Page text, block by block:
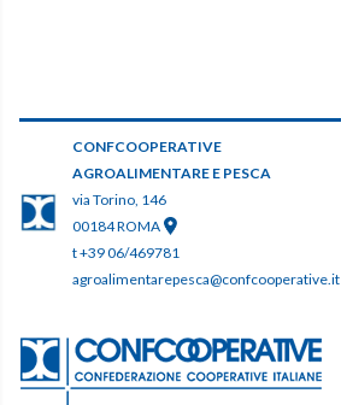
CONFCOOPERATIVE
AGROALIMENTARE E PESCA
via Torino, 146
00184 ROMA
t +39 06/469781
agroalimentarepesca@confcooperative.it